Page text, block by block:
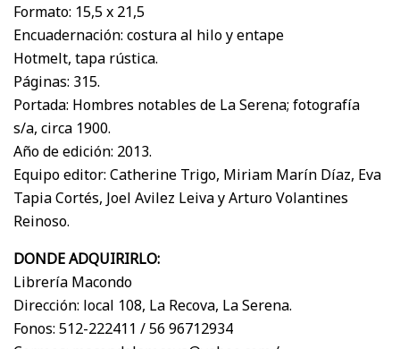
Formato: 15,5 x 21,5
Encuadernación: costura al hilo y entape
Hotmelt, tapa rústica.
Páginas: 315.
Portada: Hombres notables de La Serena; fotografía
s/a, circa 1900.
Año de edición: 2013.
Equipo editor: Catherine Trigo, Miriam Marín Díaz, Eva
Tapia Cortés, Joel Avilez Leiva y Arturo Volantines
Reinoso.
DONDE ADQUIRIRLO:
Librería Macondo
Dirección: local 108, La Recova, La Serena.
Fonos: 512-222411 / 56 96712934